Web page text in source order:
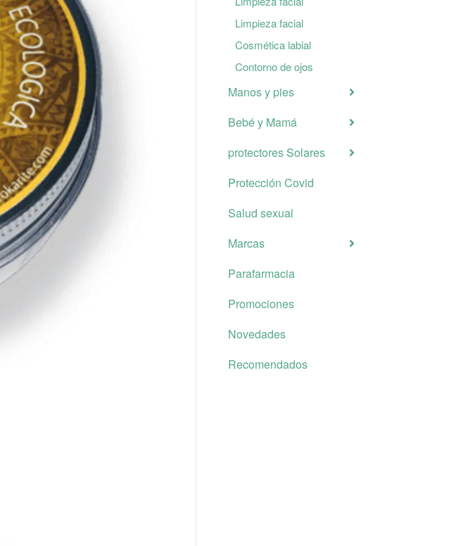
Limpieza facial
Cosmética labial
Contorno de ojos
Manos y pies
Bebé y Mamá
protectores Solares
Protección Covid
Salud sexual
Marcas
Parafarmacia
Promociones
Novedades
Recomendados